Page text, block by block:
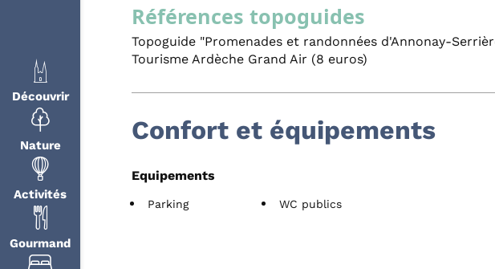
Découvrir
Nature
Activités
Gourmand
Références topoguides
Topoguide "Promenades et randonnées d'Annonay-
Tourisme Ardèche Grand Air (8 euros)
Confort et équipements
Equipements
Parking WC publics